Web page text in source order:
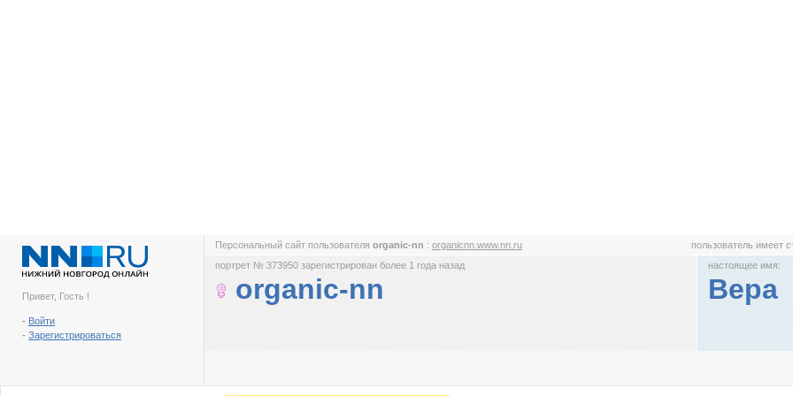
Привет, Гость !
- Войти
- Зарегистрироваться
Персональный сайт пользователя organic-nn : organicnn.www.nn.ru пользователь имеет
портрет № 373950 зарегистрирован более 1 года назад
organic-nn
настоящее имя:
Вера